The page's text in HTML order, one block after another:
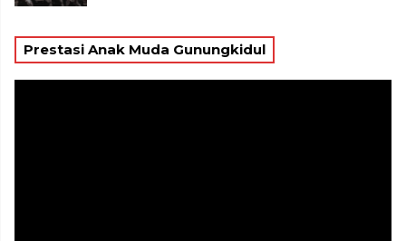
Prestasi Anak Muda Gunungkidul